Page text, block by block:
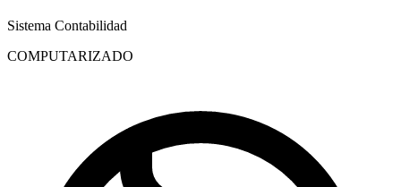
Sistema Contabilidad
COMPUTARIZADO